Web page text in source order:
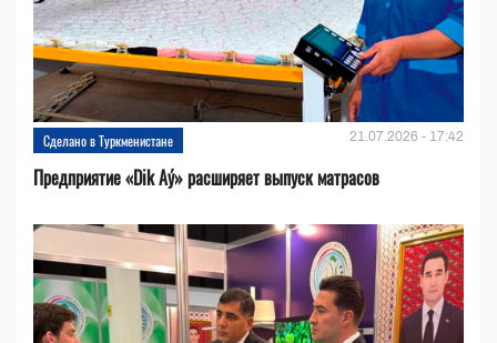
Сделано в Туркменистане 21.07.2026 - 17:42
Предприятие «Dik Aý» расширяет выпуск матрасов